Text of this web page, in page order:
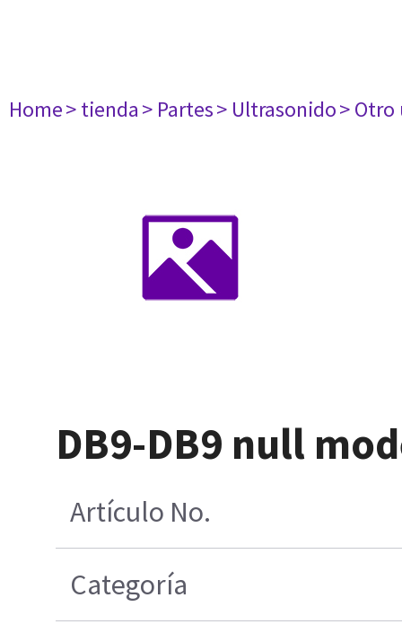
Home> tienda> Partes> Ultrasonido>
DB9-DB9 null
Artículo No.
Categoría